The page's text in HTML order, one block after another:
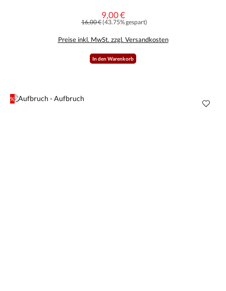
Verkaufspreis:
9,00 €
Regulärer Preis:
16,00 €(43.75% gespart)
Preise inkl. MwSt. zzgl. Versandkosten
In den Warenkorb
Rabatt
%